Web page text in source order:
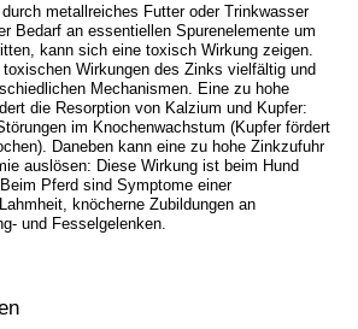
metallreiches Futter oder Trinkwasser
Bedarf an essentiellen Spurenelemente um
kann sich eine toxisch Wirkung zeigen.
Wirkungen des Zinks vielfältig und
Mechanismen. Eine zu hohe
die Resorption von Kalzium und Kupfer:
im Knochenwachstum (Kupfer fördert
Daneben kann eine zu hohe Zinkzufuhr
auslösen: Diese Wirkung ist beim Hund
Pferd sind Symptome einer
knöcherne Zubildungen an
und Fesselgelenken.